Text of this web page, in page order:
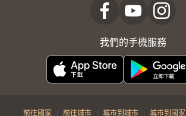
我們的手機服務
前往國家 | 前往城市 | 城市到城市 | 城市到國家